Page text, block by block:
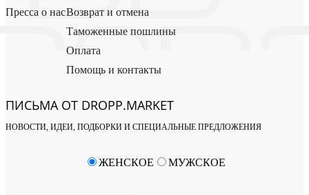
Пресса о насВозврат и отмена
Таможенные пошлины
Оплата
Помощь и контакты
ПИСЬМА ОТ DROPP.MARKET
НОВОСТИ, ИДЕИ, ПОДБОРКИ И СПЕЦИАЛЬНЫЕ ПРЕДЛОЖЕНИЯ
ЖЕНСКОЕ МУЖСКОЕ